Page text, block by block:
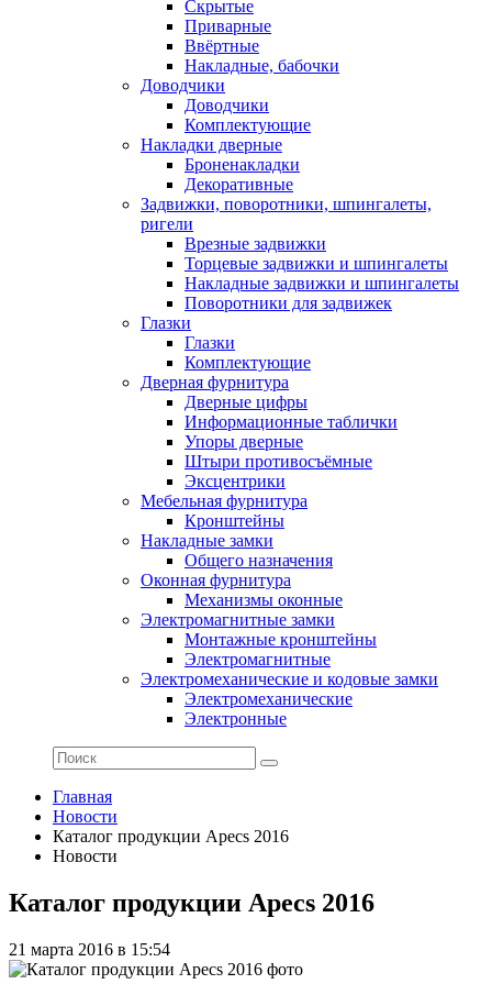
Скрытые
Приварные
Ввёртные
Накладные, бабочки
Доводчики
Доводчики
Комплектующие
Накладки дверные
Броненакладки
Декоративные
Задвижки, поворотники, шпингалеты,
ригели
Врезные задвижки
Торцевые задвижки и шпингалеты
Накладные задвижки и шпингалеты
Поворотники для задвижек
Глазки
Глазки
Комплектующие
Дверная фурнитура
Дверные цифры
Информационные таблички
Упоры дверные
Штыри противосъёмные
Эксцентрики
Мебельная фурнитура
Кронштейны
Накладные замки
Общего назначения
Оконная фурнитура
Механизмы оконные
Электромагнитные замки
Монтажные кронштейны
Электромагнитные
Электромеханические и кодовые замки
Электромеханические
Электронные
Главная
Новости
Каталог продукции Apecs 2016
Новости
Каталог продукции Apecs 2016
21 марта 2016 в 15:54